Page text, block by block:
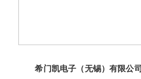
希门凯电子（无锡）有限公司